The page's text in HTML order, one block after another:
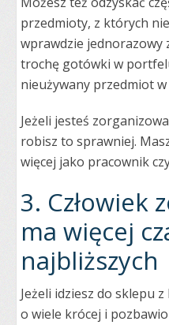
przedmioty, z których
wprawdzie jednorazowy
trochę gotówki w
nieużywany przedmiot
Jeżeli jesteś
robisz to sprawniej.
więcej jako pracownik
3. Człowiek
ma więcej
najbliższych
Jeżeli idziesz do sklepu
o wiele krócej i